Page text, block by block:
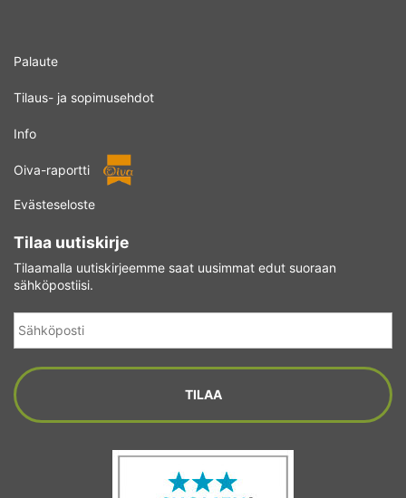
Palaute
Tilaus- ja sopimusehdot
Info
Oiva-raportti
Evästeseloste
Tilaa uutiskirje
Tilaamalla uutiskirjeemme saat uusimmat edut suoraan
sähköpostiisi.